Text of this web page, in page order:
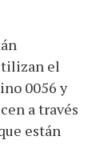
el
0056 y
a través
están